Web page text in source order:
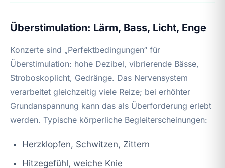
Überstimulation: Lärm, Bass, Licht, Enge
Konzerte sind „Perfektbedingungen“ für
Überstimulation: hohe Dezibel, vibrierende Bässe,
Stroboskoplicht, Gedränge. Das Nervensystem
verarbeitet gleichzeitig viele Reize; bei erhöhter
Grundanspannung kann das als Überforderung erlebt
werden. Typische körperliche Begleiterscheinungen:
Herzklopfen, Schwitzen, Zittern
Hitzegefühl, weiche Knie